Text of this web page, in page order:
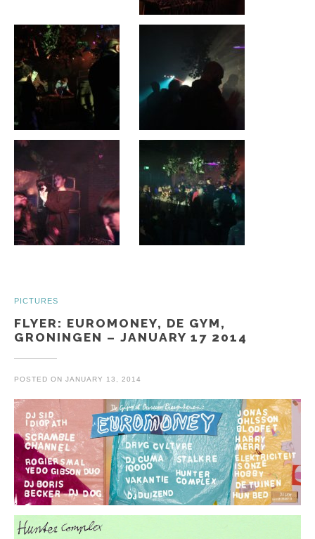
PICTURES
FLYER: EUROMONEY, DE GYM,
GRONINGEN – JANUARY 17 2014
POSTED ON JANUARY 13, 2014